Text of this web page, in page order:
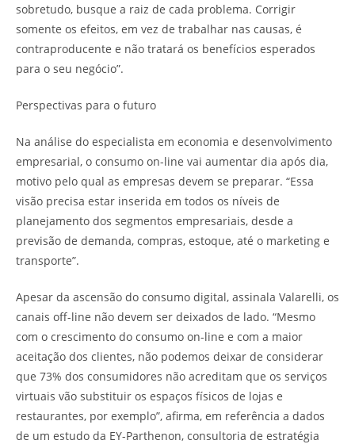
sobretudo, busque a raiz de cada problema. Corrigir
somente os efeitos, em vez de trabalhar nas causas, é
contraproducente e não tratará os benefícios esperados
para o seu negócio”.
Perspectivas para o futuro
Na análise do especialista em economia e desenvolvimento
empresarial, o consumo on-line vai aumentar dia após dia,
motivo pelo qual as empresas devem se preparar. “Essa
visão precisa estar inserida em todos os níveis de
planejamento dos segmentos empresariais, desde a
previsão de demanda, compras, estoque, até o marketing e
transporte”.
Apesar da ascensão do consumo digital, assinala Valarelli, os
canais off-line não devem ser deixados de lado. “Mesmo
com o crescimento do consumo on-line e com a maior
aceitação dos clientes, não podemos deixar de considerar
que 73% dos consumidores não acreditam que os serviços
virtuais vão substituir os espaços físicos de lojas e
restaurantes, por exemplo”, afirma, em referência a dados
de um estudo da EY-Parthenon, consultoria de estratégia